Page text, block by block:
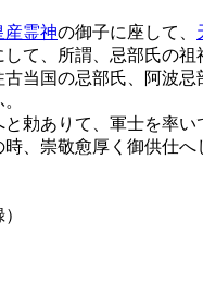
産霊神の御子に座して、
て、所謂、忌部氏の祖
国の忌部氏、阿波
勅ありて、軍士を率
、崇敬愈厚く御供仕